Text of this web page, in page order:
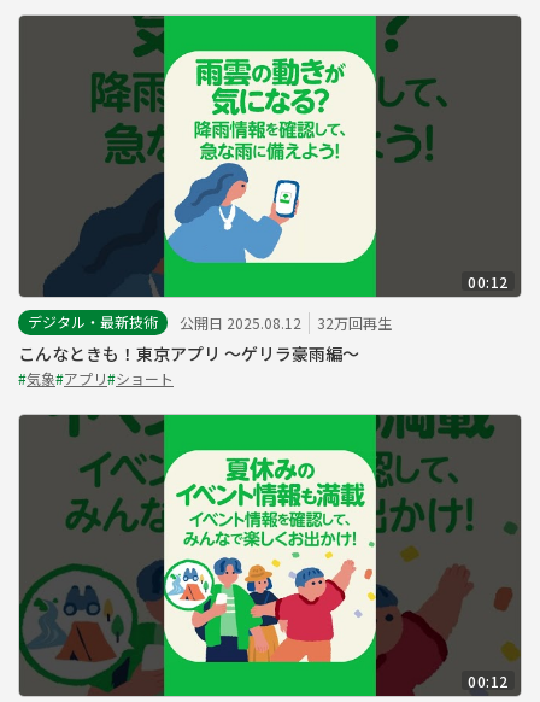
00:12
デジタル・最新技術
公開日 2025.08.12 32万回再生
こんなときも！東京アプリ ～ゲリラ豪雨編～
#気象#アプリ#ショート
00:12